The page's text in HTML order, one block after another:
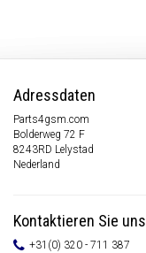
Adressdaten
Parts4gsm.com
Bolderweg 72 F
8243RD Lelystad
Nederland
Kontaktieren Sie uns
+31(0) 320 - 711 387